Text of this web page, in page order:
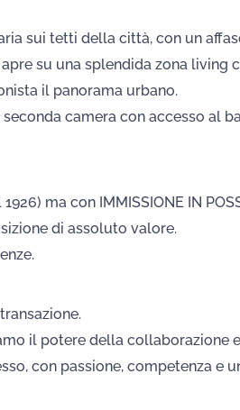
sui tetti della città, con un
su una splendida zona
il panorama urbano.
camera con accesso al
ma con IMMISSIONE IN
di assoluto valore.
il potere della collaborazione
con passione, competenza e